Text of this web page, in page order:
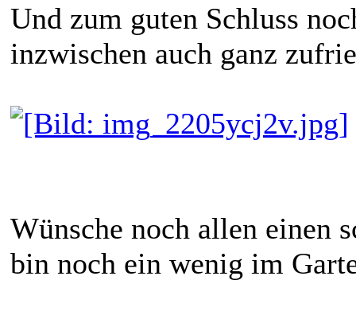
Und zum guten Schluss
inzwischen auch ganz
Wünsche noch allen einen
bin noch ein wenig im